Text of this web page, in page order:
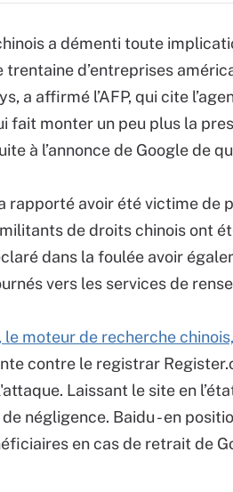
a démenti toute
trentaine d’entreprises
a affirmé l’AFP, qui cite
fait monter un peu plus la
à l’annonce de Google de
rapporté avoir été victime de
de droits chinois ont
dans la foulée avoir
vers les services de
le moteur de recherche
contre le registrar
Laissant le site en
négligence. Baidu - en
en cas de retrait de